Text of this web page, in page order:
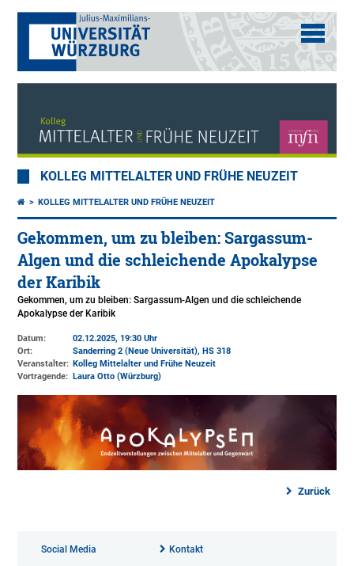
KOLLEG MITTELALTER UND FRÜHE NEUZEIT
KOLLEG MITTELALTER UND FRÜHE NEUZEIT
Gekommen, um zu bleiben: Sargassum-
Algen und die schleichende Apokalypse
der Karibik
Gekommen, um zu bleiben: Sargassum-Algen und die schleichende
Apokalypse der Karibik
Datum:
02.12.2025, 19:30 Uhr
Ort:
Sanderring 2 (Neue Universität), HS 318
Veranstalter: Kolleg Mittelalter und Frühe Neuzeit
Vortragende:
Laura Otto (Würzburg)
Zurück
Social Media Kontakt